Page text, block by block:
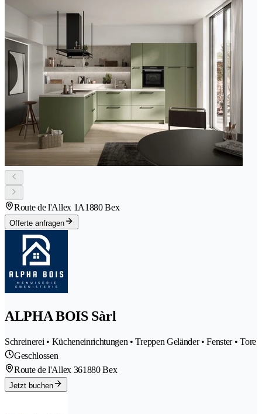
Route de l'Allex 1A1880 Bex
Offerte anfragen
ALPHA BOIS Sàrl
Schreinerei • Kücheneinrichtungen • Treppen Geländer • Fenster • Tore
Geschlossen
Route de l'Allex 361880 Bex
Jetzt buchen